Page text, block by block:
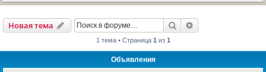
Новая тема Поиск
1 тема • Страница 1 из 1
Объявления